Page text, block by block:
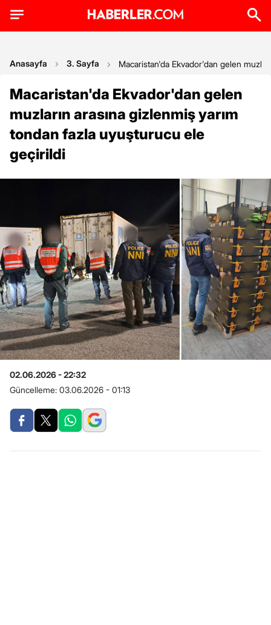
Anasayfa 3. Sayfa Macaristan'da Ekvador'dan gelen
Macaristan'da Ekvador'dan gelen
muzların arasına gizlenmiş yarım
tondan fazla uyuşturucu ele
geçirildi
02.06.2026 - 22:32
Güncelleme: 03.06.2026 - 01:13